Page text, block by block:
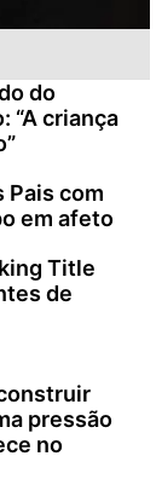
do
“A criança
Pais com
em afeto
Title
de
pressão
no